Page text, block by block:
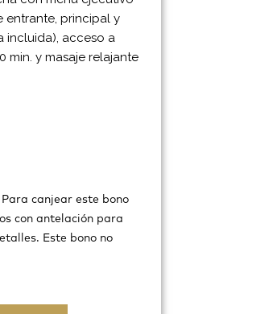
entrante, principal y
incluida), acceso a
min. y masaje relajante
canjear este bono
con antelación para
Este bono no